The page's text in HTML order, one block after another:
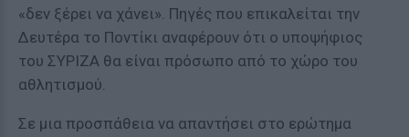
«δεν ξέρει να χάνει». Πηγές που επικαλείται την
Δευτέρα το Ποντίκι αναφέρουν ότι ο υποψήφιος
του ΣΥΡΙΖΑ θα είναι πρόσωπο από το χώρο του
αθλητισμού.
Σε μια προσπάθεια να απαντήσει στο ερώτημα